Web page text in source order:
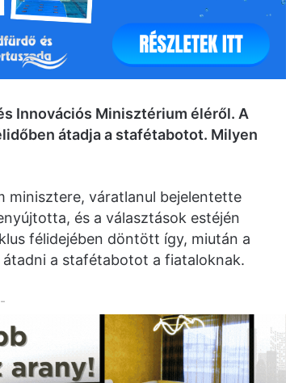
Innovációs Minisztérium éléről. A
átadja a stafétabotot. Milyen
minisztere, váratlanul bejelentette
és a választások estéjén
félidejében döntött így, miután a
a stafétabotot a fiataloknak.